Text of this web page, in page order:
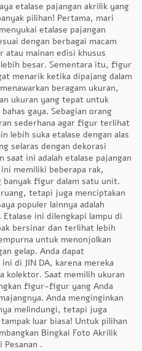
etalase pajangan akrilik yang
pilihan! Pertama, mari
etalase pajangan
dengan berbagai macam
mainan edisi khusus
besar. Sementara itu, figur
menarik ketika dipajang dalam
beragam ukuran,
ukuran yang tepat untuk
gaya. Sebagian orang
sederhana agar figur terlihat
lebih suka etalase dengan alas
selaras dengan dekorasi
saat ini adalah etalase pajangan
memiliki beberapa rak,
banyak figur dalam satu unit.
tetapi juga menciptakan
populer lainnya adalah
Etalase ini dilengkapi lampu di
bersinar dan terlihat lebih
untuk menonjolkan
gelap. Anda dapat
di JIN DA, karena mereka
kolektor. Saat memilih ukuran
figur-figur yang Anda
Anda menginginkan
melindungi, tetapi juga
luar biasa! Untuk pilihan
Bingkai Foto Akrilik
.